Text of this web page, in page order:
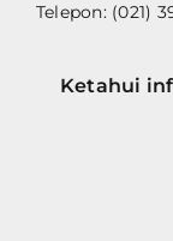
Telepon: (021)
Ketahui